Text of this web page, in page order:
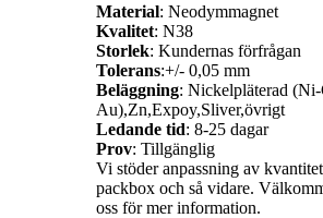
Material: Neodymmagnet
Kvalitet: N38
Storlek: Kundernas förfrågan
Tolerans:+/- 0,05 mm
Beläggning: Nickelpläterad
Au),Zn,Expoy,Sliver,övrigt
Ledande tid: 8-25 dagar
Prov: Tillgänglig
Vi stöder anpassning av
packbox och så vidare.
oss för mer information.